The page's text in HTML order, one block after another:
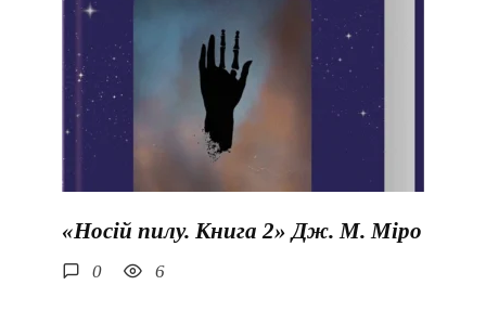
«Носій пилу. Книга 2» Дж. М. Міро
0 6